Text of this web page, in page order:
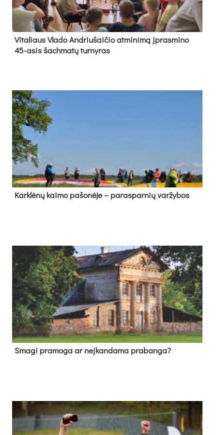
Vi­ta­liaus Vla­do And­riu­šai­čio at­mi­ni­mą įpras­mi­no
45-asis šach­ma­tų tur­ny­ras
Kark­lė­nų kai­mo pa­šo­nė­je – pa­ras­par­nių var­žy­bos
Sma­gi pra­mo­ga ar neį­kan­da­ma pra­ban­ga?